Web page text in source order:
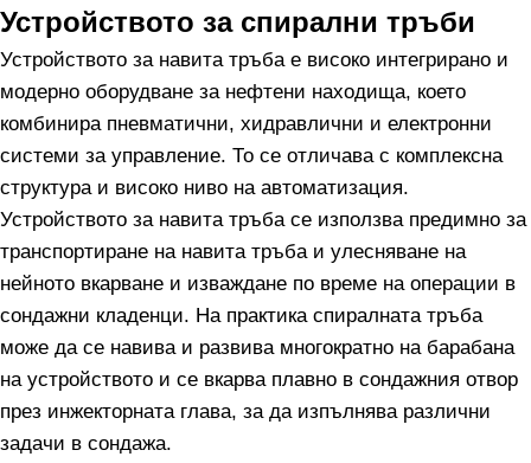
Устройството за спирални тръби
Устройството за навита тръба е високо интегрирано и
модерно оборудване за нефтени находища, което
комбинира пневматични, хидравлични и електронни
системи за управление. То се отличава с комплексна
структура и високо ниво на автоматизация.
Устройството за навита тръба се използва предимно за
транспортиране на навита тръба и улесняване на
нейното вкарване и изваждане по време на операции в
сондажни кладенци. На практика спиралната тръба
може да се навива и развива многократно на барабана
на устройството и се вкарва плавно в сондажния отвор
през инжекторната глава, за да изпълнява различни
задачи в сондажа.